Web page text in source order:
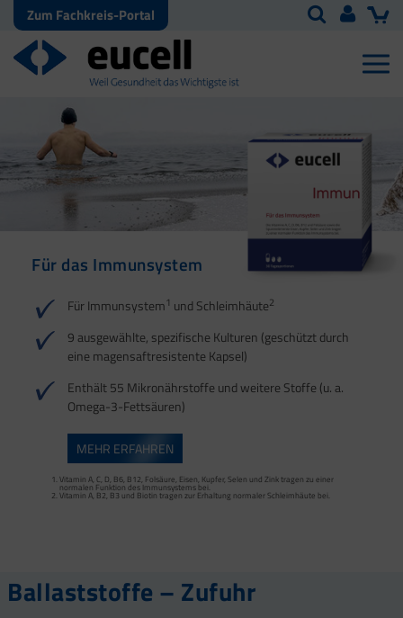
Zum Fachkreis-Portal
Für das Immunsystem
Für Immunsystem1 und Schleimhäute2
9 ausgewählte, spezifische Kulturen (geschützt durch
eine magensaftresistente Kapsel)
Enthält 55 Mikronährstoffe und weitere Stoffe (u. a.
Omega-3-Fettsäuren)
MEHR ERFAHREN
Vitamin A, C, D, B6, B12, Folsäure, Eisen, Kupfer, Selen und Zink tragen zu einer
normalen Funktion des Immunsystems bei.
Vitamin A, B2, B3 und Biotin tragen zur Erhaltung normaler Schleimhäute bei.
Für Haut, Haare und
4
Vitamin A, Beta-Carotin, Vitamine B2, B3, Biotin und Zink tragen zur Erhaltung
Für Ihre natürliche
Calcium trägt zur normalen Funktion von Verdauungsenzymen bei. Zink trägt zu
normalen Stoffwechsel von Makronährstoffen bei.
Vitamin B2 und Biotin tragen zur Erhaltung normaler Schleimhäute (einschließlich
Darmschleimhaut) bei.
Vitamin D und Zink tragen zur normalen Funktion des Immunsystems bei.
Ballaststoffe – Zufuhr